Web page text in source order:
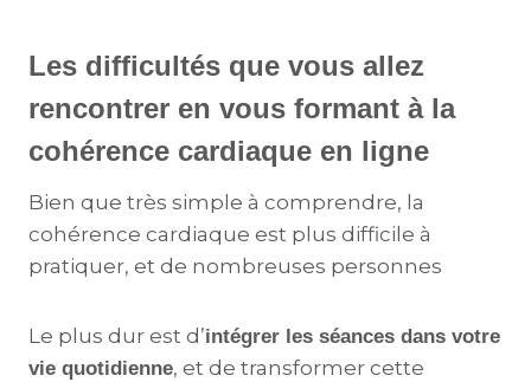
Les difficultés que vous allez
rencontrer en vous formant à la
cohérence cardiaque en ligne
Bien que très simple à comprendre, la
cohérence cardiaque est plus difficile à
pratiquer, et de nombreuses personnes
Le plus dur est d’intégrer les séances dans votre
vie quotidienne, et de transformer cette